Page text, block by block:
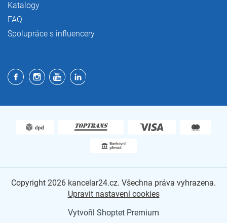
Katalogy
FAQ
Spolupráce s influencery
Vytvořil Shoptet Premium
Copyright 2026 kancelar24.cz. Všechna práva vyhrazena.
Upravit nastavení cookies